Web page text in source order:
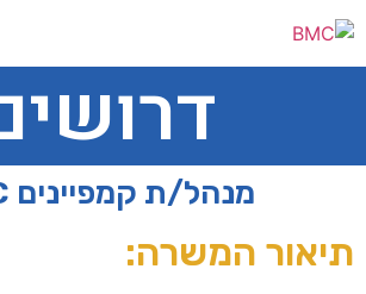
מנהל/ת קמפיינים PPC
תיאור המשרה: